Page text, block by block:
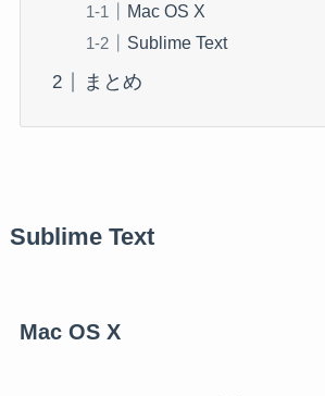
Mac OS X
Sublime Text
まとめ
Sublime Text
Mac OS X